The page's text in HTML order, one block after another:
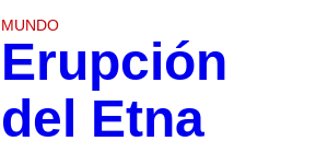
MUNDO
Erupción
del Etna